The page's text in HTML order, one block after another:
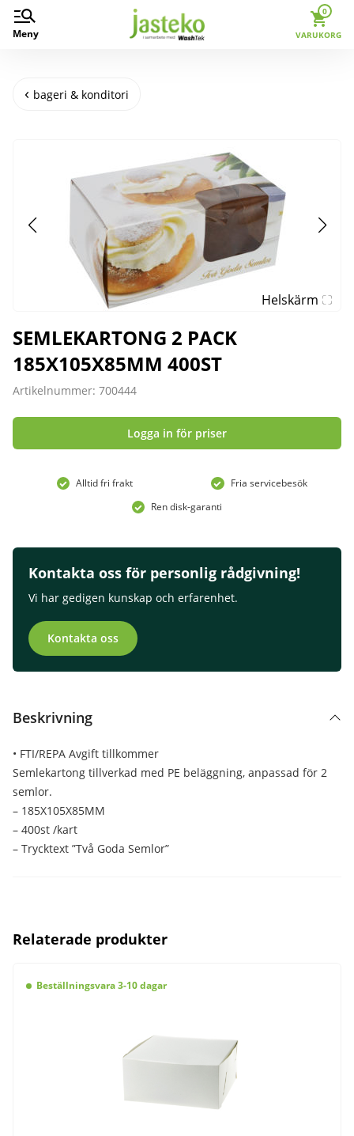
Meny
0
VARUKORG
bageri & konditori
Helskärm
SEMLEKARTONG 2 PACK
185X105X85MM 400ST
Artikelnummer: 700444
Logga in för priser
Alltid fri frakt
Fria servicebesök
Ren disk-garanti
Kontakta oss för personlig rådgivning!
Vi har gedigen kunskap och erfarenhet.
Kontakta oss
Beskrivning
• FTI/REPA Avgift tillkommer
Semlekartong tillverkad med PE beläggning, anpassad för 2
semlor.
– 185X105X85MM
– 400st /kart
– Trycktext ”Två Goda Semlor”
Relaterade produkter
Beställningsvara 3-10 dagar